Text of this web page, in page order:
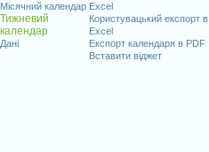
Місячний календар
Тижневий
календар
Дані
Excel
Користувацький експорт в
Excel
Експорт календаря в PDF
Вставити віджет